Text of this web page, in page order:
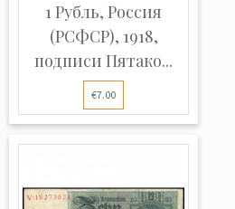
1 Рубль, Россия
(РСФСР), 1918,
подписи Пятако...
€7.00